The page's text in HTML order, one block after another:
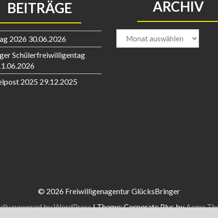
BEITRÄGE
2026 30.06.2026
Schülerfreiwilligentag
2025 29.12.2025
ARCHIV
Archiv
© 2026 Freiwilligenagentur GlücksBringer
powered by WordPress|Theme: Corporate Plus byAcme